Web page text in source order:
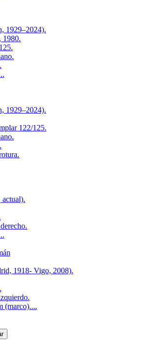
1929–2024).
1980.
1929–2024).
122/125.
1918- Vigo, 2008).
(marco)....